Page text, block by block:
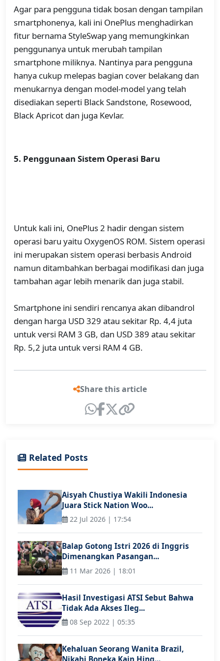
Agar para pengguna tidak bosan dengan tampilan
smartphonenya, kali ini OnePlus menghadirkan
fitur bernama StyleSwap yang memungkinkan
penggunanya untuk merubah tampilan
smartphone miliknya. Nantinya para pengguna
hanya cukup melepas bagian cover belakang dan
menukarnya dengan model-model yang telah
disediakan seperti Black Sandstone, Rosewood,
Black Apricot dan juga Kevlar.
5. Penggunaan Sistem Operasi Baru
Untuk kali ini, OnePlus 2 hadir dengan sistem
operasi baru yaitu OxygenOS ROM. Sistem operasi
ini merupakan sistem operasi berbasis Android
namun ditambahkan berbagai modifikasi dan juga
tambahan agar lebih menarik dan juga stabil.
Smartphone ini sendiri rencanya akan dibandrol
dengan harga USD 329 atau sekitar Rp. 4,4 juta
untuk versi RAM 3 GB, dan USD 389 atau sekitar
Rp. 5,2 juta untuk versi RAM 4 GB.
Share this article
Related Posts
Aisyah Chustiya Wakili Indonesia
Juara Stick Nation Woo...
22 Jul 2026 | 17:54
Balap Gotong Istri 2026 di Inggris
Dimenangkan Pasangan...
11 Mar 2026 | 18:01
Hasil Investigasi ATSI Sebut Bahwa
Tidak Ada Akses Ileg...
08 Sep 2022 | 05:35
Kehaluan Seorang Wanita Brazil,